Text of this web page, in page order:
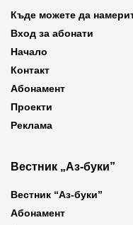
Къде можете да
Вход за абонати
Начало
Контакт
Абонамент
Проекти
Реклама
Вестник „Аз-буки”
Вестник “Аз-буки”
Абонамент